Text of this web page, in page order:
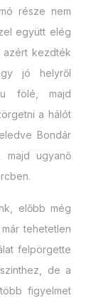
része nem
együtt elég
azért kezdték
jó helyről
fölé, majd
a hálót
Bondár
majd ugyanő
előbb még
tehetetlen
felpörgette
de a
figyelmet